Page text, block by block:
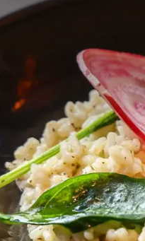
op basis van minimaal 2
mogelijk op basis van
is mogelijk tot 24 uur